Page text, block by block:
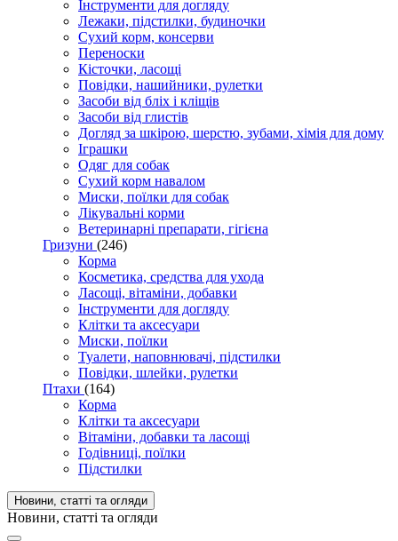
Інструменти для догляду
Лежаки, підстилки, будиночки
Сухий корм, консерви
Переноски
Кісточки, ласощі
Повідки, нашийники, рулетки
Засоби від бліх і кліщів
Засоби від глистів
Догляд за шкірою, шерстю, зубами, хімія для дому
Іграшки
Одяг для собак
Сухий корм навалом
Миски, поїлки для собак
Лікувальні корми
Ветеринарні препарати, гігієна
Гризуни (246)
Корма
Косметика, средства для ухода
Ласощі, вітаміни, добавки
Інструменти для догляду
Клітки та аксесуари
Миски, поїлки
Туалети, наповнювачі, підстилки
Повідки, шлейки, рулетки
Птахи (164)
Корма
Клітки та аксесуари
Вітаміни, добавки та ласощі
Годівниці, поїлки
Підстилки
Новини, статті та огляди
Новини, статті та огляди